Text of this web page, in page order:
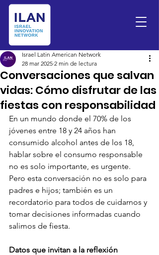
Conversaciones que salvan
vidas: Cómo disfrutar de las
fiestas con responsabilidad
Israel Latin American Network
28 mar 2025 2 min de lectura
En un mundo donde el 70% de los
jóvenes entre 18 y 24 años han
consumido alcohol antes de los 18,
hablar sobre el consumo responsable
no es solo importante, es urgente.
Pero esta conversación no es solo para
padres e hijos; también es un
recordatorio para todos de cuidarnos y
tomar decisiones informadas cuando
salimos de fiesta.
Datos que invitan a la reflexión